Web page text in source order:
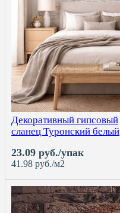
Декоративный гипсовый
сланец Туронский белый
23.09 руб./упак
41.98 руб./м2